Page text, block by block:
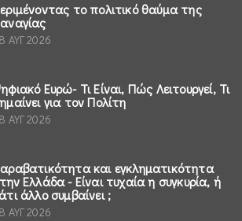
το πολιτικό θαύμα της
ΑΥΓ 2026
Ευρώ- Τι Είναι, Πώς Λειτουργεί, Τι
για τον Πολίτη
ΑΥΓ 2026
και εγκληματικότητα
Ελλάδα - Είναι τυχαία η συγκυρία, ή
άλλο συμβαίνει ;
ΑΥΓ 2026